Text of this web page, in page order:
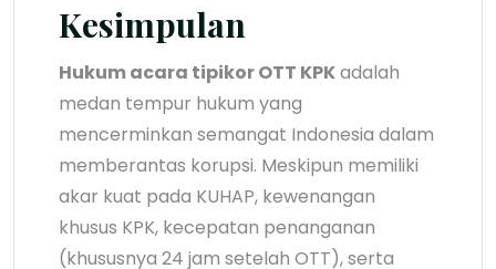
Kesimpulan
Hukum acara tipikor OTT KPKadalah
medan tempur hukum yang
mencerminkan semangat Indonesia dalam
memberantas korupsi. Meskipun memiliki
akar kuat pada KUHAP, kewenangan
khusus KPK, kecepatan penanganan
(khususnya 24 jam setelah OTT), serta